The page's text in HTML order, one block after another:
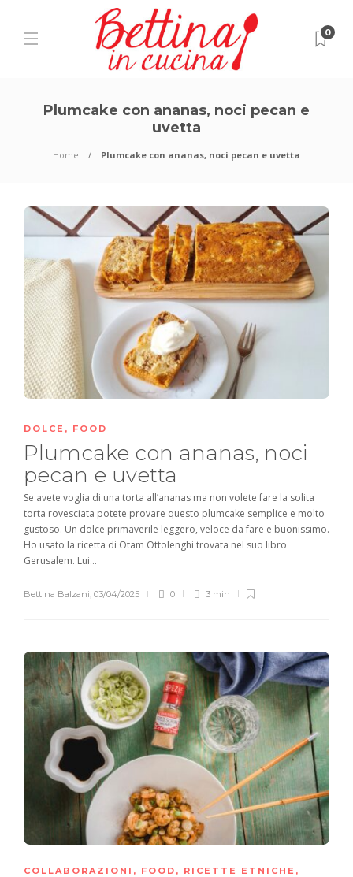
0
Plumcake con ananas, noci pecan e
uvetta
Home Plumcake con ananas, noci pecan e uvetta
DOLCE , FOOD
Plumcake con ananas, noci
pecan e uvetta
Se avete voglia di una torta all’ananas ma non volete fare la solita
torta rovesciata potete provare questo plumcake semplice e molto
gustoso. Un dolce primaverile leggero, veloce da fare e buonissimo.
Ho usato la ricetta di Otam Ottolenghi trovata nel suo libro
Gerusalem. Lui...
Bettina Balzani, 03/04/2025 0 3 min
COLLABORAZIONI , FOOD , RICETTE ETNICHE ,